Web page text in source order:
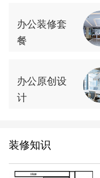
办公装修套
餐
办公原创设
计
装修知识